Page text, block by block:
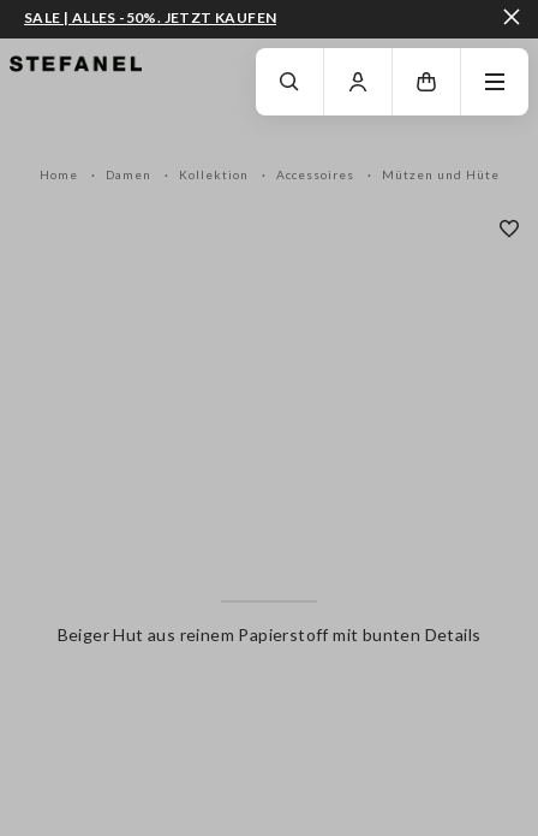
ZUM HAUPTINHALT SPRINGEN GEHEN SIE ZUM ENDE DER SEITE
SALE | ALLES -50%. JETZT KAUFEN
Home Damen Kollektion Accessoires Mützen und Hüte
Beiger Hut aus reinem Papierstoff mit bunten Details